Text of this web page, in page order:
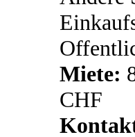
Miete:
CHF